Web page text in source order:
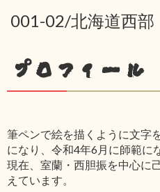
001-02/北海道西部
プロフィール
筆ペンで絵を描くように文字
になり、令和4年6月に師範に
現在、室蘭・西胆振を中心に
えています。